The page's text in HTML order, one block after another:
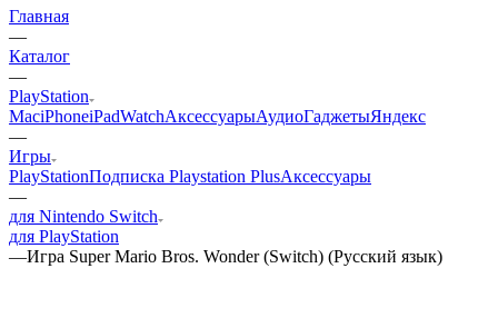
Главная
—
Каталог
—
PlayStation
MaciPhoneiPadWatchАксессуарыАудиоГаджетыЯндекс
—
Игры
PlayStationПодписка Playstation PlusАксессуары
—
для Nintendo Switch
для PlayStation
—Игра Super Mario Bros. Wonder (Switch) (Русский язык)